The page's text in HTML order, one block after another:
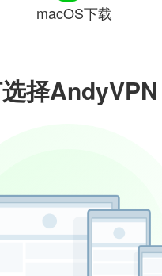
择AndyVPN
macOS下载